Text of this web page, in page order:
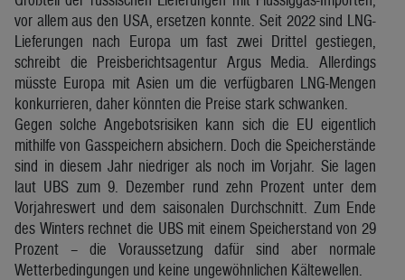
vor allem aus den USA, ersetzen konnte. Seit 2022 sind LNG-
Lieferungen nach Europa um fast zwei Drittel gestiegen,
schreibt die Preisberichtsagentur Argus Media. Allerdings
müsste Europa mit Asien um die verfügbaren LNG-Mengen
konkurrieren, daher könnten die Preise stark schwanken.
Gegen solche Angebotsrisiken kann sich die EU eigentlich
mithilfe von Gasspeichern absichern. Doch die Speicherstände
sind in diesem Jahr niedriger als noch im Vorjahr. Sie lagen
laut UBS zum 9. Dezember rund zehn Prozent unter dem
Vorjahreswert und dem saisonalen Durchschnitt. Zum Ende
des Winters rechnet die UBS mit einem Speicherstand von 29
Prozent – die Voraussetzung dafür sind aber normale
Wetterbedingungen und keine ungewöhnlichen Kältewellen.